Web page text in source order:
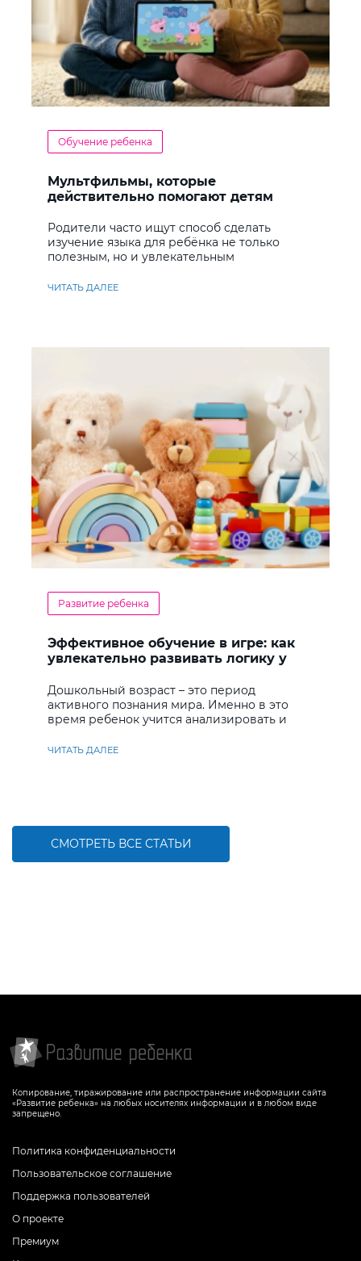
Обучение ребенка
Мультфильмы, которые
действительно помогают детям
Родители часто ищут способ сделать
изучение языка для ребёнка не только
полезным, но и увлекательным
ЧИТАТЬ ДАЛЕЕ
Развитие ребенка
Эффективное обучение в игре: как
увлекательно развивать логику у
Дошкольный возраст – это период
активного познания мира. Именно в это
время ребенок учится анализировать и
ЧИТАТЬ ДАЛЕЕ
СМОТРЕТЬ ВСЕ СТАТЬИ
Копирование, тиражирование или распространение информации сайта
«Развитие ребенка» на любых носителях информации и в любом виде
запрещено.
Политика конфиденциальности
Пользовательское соглашение
Поддержка пользователей
О проекте
Премиум